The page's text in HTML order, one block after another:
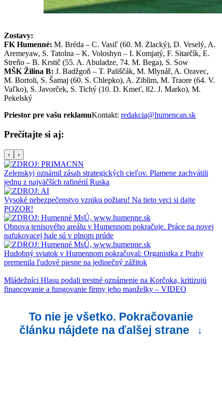
Zostavy:
FK Humenné: M. Bréda – C. Vasiľ (60. M. Zlacký), D. Veselý, A.
Aremeyaw, S. Tatolna – K. Voloshyn – I. Komjatý, F. Sitarčík, E.
Streňo – B. Krstič (55. A. Abuladze, 74. M. Bega), S. Sow
MŠK Žilina B: J. Badžgoň – T. Pališčák, M. Mlynář, A. Oravec,
M. Bortoli, S. Šamaj (60. S. Chlepko), A. Ziblim, M. Traore (64. V.
Vaľko), S. Javorček, S. Tichý (10. D. Kmeť, 82. J. Marko), M.
Pekelský
Priestor pre vašu reklamuKontakt: redakcia@humencan.sk
Prečítajte si aj:
‹ ›
Zelenskyj oznámil zásah strategických cieľov. Plamene zachvátili
jednu z najväčších rafinérií Ruska
Vysoké nebezpečenstvo vzniku požiaru! Na tieto veci si dajte
POZOR!
Obnova tenisového areálu v Humennom pokračuje. Práce na novej
nafukovacej hale sú v plnom prúde
Hudobný sviatok v Humennom pokračoval: Organistka z Prahy
premenila ľudové piesne na jedinečný zážitok
Mládežníci Hlasu podali trestné oznámenie na Korčoka, kritizujú
financovanie a fungovanie firmy jeho manželky – VIDEO
To nie je všetko. Pokračovanie
článku nájdete na ďalšej strane
↓